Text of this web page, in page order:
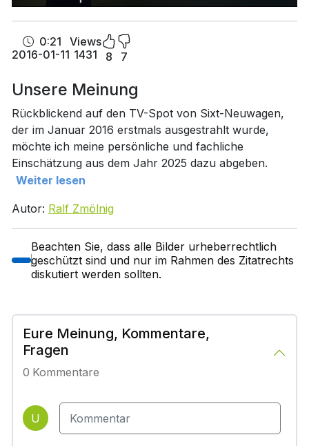
0:21
2016-01-11
Views
1431
8 7
Unsere Meinung
Rückblickend auf den TV-Spot von Sixt-Neuwagen,
der im Januar 2016 erstmals ausgestrahlt wurde,
möchte ich meine persönliche und fachliche
Einschätzung aus dem Jahr 2025 dazu abgeben.
Weiter lesen
Autor: Ralf Zmölnig
Beachten Sie, dass alle Bilder urheberrechtlich
geschützt sind und nur im Rahmen des Zitatrechts
diskutiert werden sollten.
Eure Meinung, Kommentare,
Fragen
0 Kommentare
U